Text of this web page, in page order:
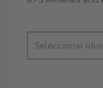
Seleccionar